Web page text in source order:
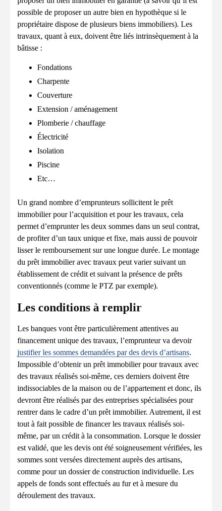
possible de proposer un autre bien en hypothèque si le
propriétaire dispose de plusieurs biens immobiliers). Les
travaux, quant à eux, doivent être liés intrinsèquement à la
bâtisse :
Fondations
Charpente
Couverture
Extension / aménagement
Plomberie / chauffage
Électricité
Isolation
Piscine
Etc…
Un grand nombre d’emprunteurs sollicitent le prêt
immobilier pour l’acquisition et pour les travaux, cela
permet d’emprunter les deux sommes dans un seul contrat,
de profiter d’un taux unique et fixe, mais aussi de pouvoir
lisser le remboursement sur une longue durée. Le montage
du prêt immobilier avec travaux peut varier suivant un
établissement de crédit et suivant la présence de prêts
conventionnés (comme le PTZ par exemple).
Les conditions à remplir
Les banques vont être particulièrement attentives au
financement unique des travaux, l’emprunteur va devoir
justifier les sommes demandées par des devis d’artisans.
Impossible d’obtenir un prêt immobilier pour travaux avec
des travaux réalisés soi-même, ces derniers doivent être
indissociables de la maison ou de l’appartement et donc, ils
devront être réalisés par des entreprises spécialisées pour
rentrer dans le cadre d’un prêt immobilier. Autrement, il est
tout à fait possible de financer les travaux réalisés soi-
même, par un crédit à la consommation. Lorsque le dossier
est validé, que les devis ont été soigneusement vérifiées, les
sommes sont versées directement auprès des artisans,
comme pour un dossier de construction individuelle. Les
appels de fonds sont effectués au fur et à mesure du
déroulement des travaux.